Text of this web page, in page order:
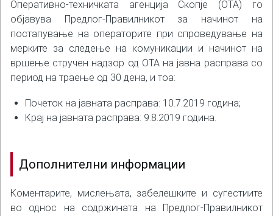
Оперативно-техничката агенција Скопје (ОТА) го
објавува Предлог-Правилникот за начинот на
постапување на операторите при спроведување на
мерките за следење на комуникации и начинот на
вршење стручен надзор од ОТА на јавна расправа со
период на траење од 30 дена, и тоа:
Почеток на јавната расправа: 10.7.2019 година;
Крај на јавната расправа: 9.8.2019 година.
Дополнителни информации
Коментарите, мислењата, забелешките и сугестиите
во однос на содржината на Предлог-Правилникот